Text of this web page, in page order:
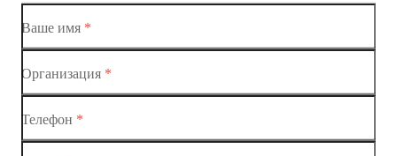
Коммутатор доступа MES1428-03
Коммутатор доступа MES1428-04
Ethernet-коммутаторы
Ваше имя *
Организация *
Телефон *